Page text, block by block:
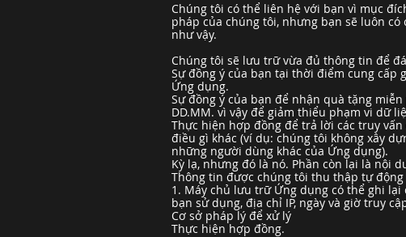
Chúng tôi có thể liên hệ với bạn vì mục
pháp của chúng tôi, nhưng bạn sẽ luôn
như vậy.
Chúng tôi sẽ lưu trữ vừa đủ thông tin để
Sự đồng ý của bạn tại thời điểm cung
Ứng dụng.
Sự đồng ý của bạn để nhận quà tặng
DD.MM. vì vậy để giảm thiểu phạm vi dữ
Thực hiện hợp đồng để trả lời các truy
điều gì khác (ví dụ: chúng tôi không xây
những người dùng khác của Ứng dụng).
Kỳ lạ, nhưng đó là nó. Phần còn lại là nội
Thông tin được chúng tôi thu thập tự động
1. Máy chủ lưu trữ Ứng dụng có thể ghi
bạn sử dụng, địa chỉ IP, ngày và giờ truy
Cơ sở pháp lý để xử lý
Thực hiện hợp đồng.